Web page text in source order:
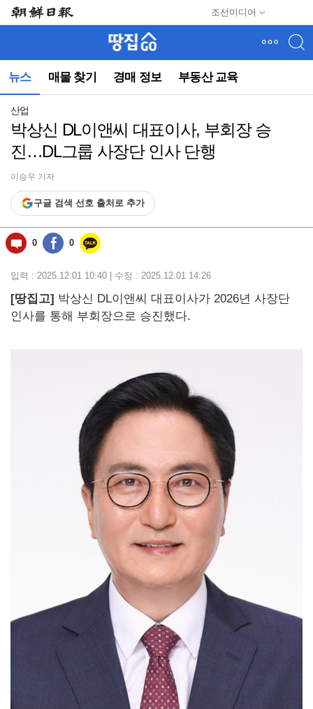
조선미디어
뉴스 매물 찾기 경매 정보 부동산 교육
뉴
(컨
동)
산업
박상신 DL이앤씨 대표이사, 부회장 승
진…DL그룹 사장단 인사 단행
이승우 기자
구글 검색 선호 출처로 추가
0 0
입력 : 2025.12.01 10:40 | 수정 : 2025.12.01 14:26
[땅집고] 박상신 DL이앤씨 대표이사가 2026년 사장단
인사를 통해 부회장으로 승진했다.